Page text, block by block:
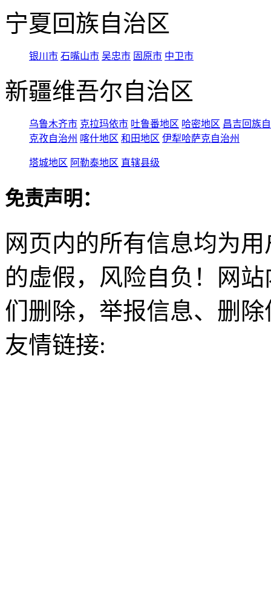
宁夏回族自治区
银川市 石嘴山市 吴忠市 固原市 中卫市
新疆维吾尔自治区
乌鲁木齐市 克拉玛依市 吐鲁番地区 哈密地区 昌吉回族
克孜自治州 喀什地区 和田地区 伊犁哈萨克自治州
塔城地区 阿勒泰地区 直辖县级
免责声明：
网页内的所有信息均为
的虚假，风险自负！网
们删除，举报信息、删
友情链接: